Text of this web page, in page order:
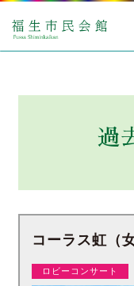
過
コーラス虹（
ロビーコンサート